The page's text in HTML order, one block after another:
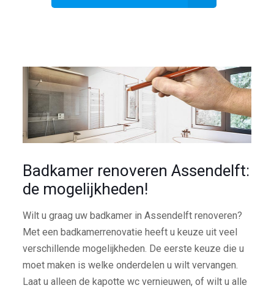
Badkamer renoveren Assendelft:
de mogelijkheden!
Wilt u graag uw badkamer in Assendelft renoveren?
Met een badkamerrenovatie heeft u keuze uit veel
verschillende mogelijkheden. De eerste keuze die u
moet maken is welke onderdelen u wilt vervangen.
Laat u alleen de kapotte wc vernieuwen, of wilt u alle